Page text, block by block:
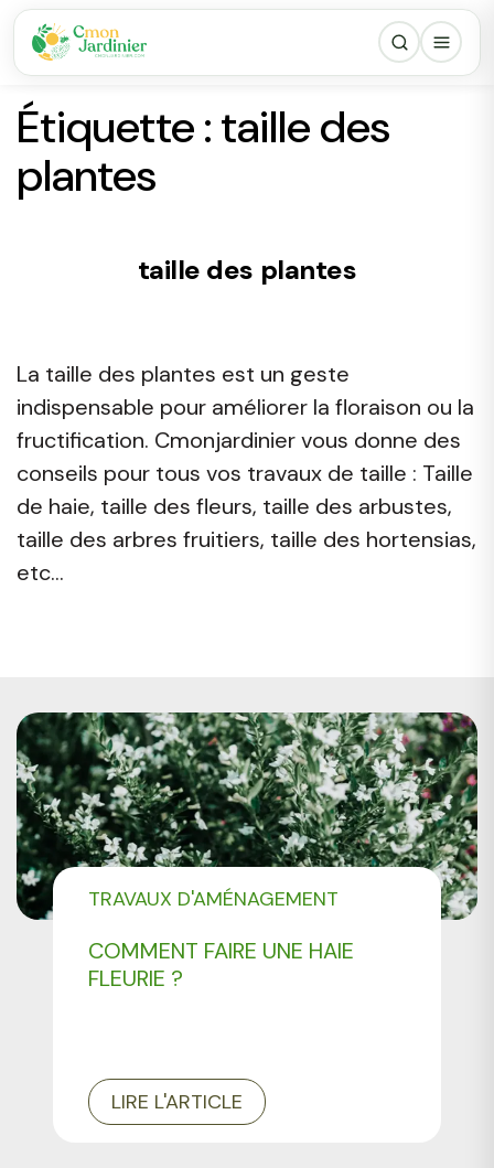
Étiquette :taille des
plantes
taille des plantes
La taille des plantes est un geste
indispensable pour améliorer la floraison ou la
fructification. Cmonjardinier vous donne des
conseils pour tous vos travaux de taille : Taille
de haie, taille des fleurs, taille des arbustes,
taille des arbres fruitiers, taille des hortensias,
etc…
COMMENT FAIRE UNE HAIE
FLEURIE ?
TRAVAUX D'AMÉNAGEMENT
LIRE L'ARTICLE